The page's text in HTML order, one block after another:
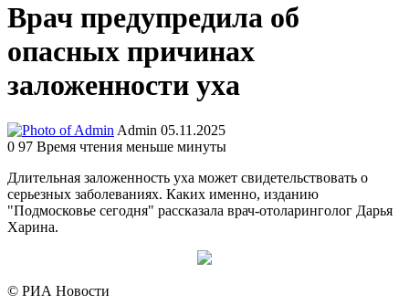
Врач предупредила об
опасных причинах
заложенности уха
Admin Send
an
05.11.2025
0 97 Время чтения меньше минуты
Длительная заложенность уха может свидетельствовать о
серьезных заболеваниях. Каких именно, изданию
"Подмосковье сегодня" рассказала врач-отоларинголог Дарья
Харина.
© РИА Новости